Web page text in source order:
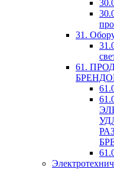
31.
61.